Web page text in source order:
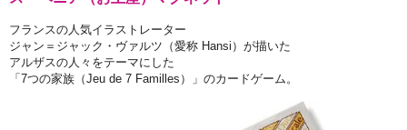
フランスの人気イラストレーター
ジャン＝ジャック・ヴァルツ（愛称 Hansi）が描いた
アルザスの人々をテーマにした
「7つの家族（Jeu de 7 Familles）」のカードゲーム。